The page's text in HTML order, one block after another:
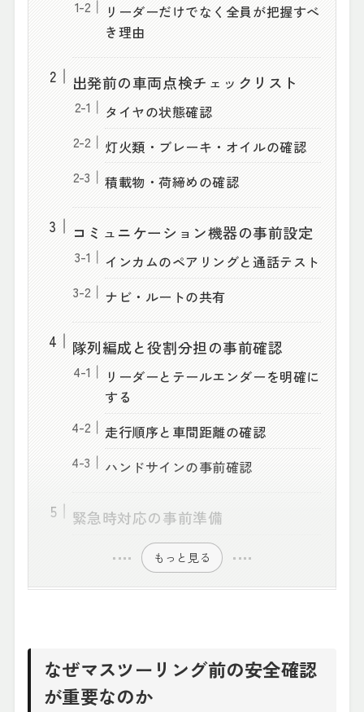
リーダーだけでなく全員が把握すべ
き理由
出発前の車両点検チェックリスト
タイヤの状態確認
灯火類・ブレーキ・オイルの確認
積載物・荷締めの確認
コミュニケーション機器の事前設定
インカムのペアリングと通話テスト
ナビ・ルートの共有
隊列編成と役割分担の事前確認
リーダーとテールエンダーを明確に
する
走行順序と車間距離の確認
ハンドサインの事前確認
緊急時対応の事前準備
もっと見る
なぜマスツーリング前の安全確認
が重要なのか